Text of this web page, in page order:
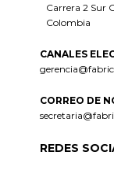
Carrera 2 Sur
Colombia
CANALES
CORREO DE
REDES